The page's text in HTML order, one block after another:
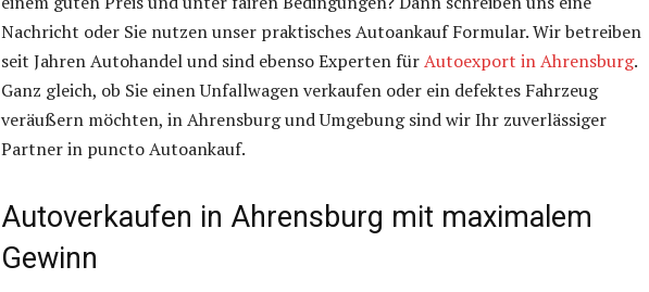
Nachricht oder Sie nutzen unser praktisches Autoankauf Formular. Wir betreiben
seit Jahren Autohandel und sind ebenso Experten fürAutoexport in Ahrensburg.
Ganz gleich, ob Sie einen Unfallwagen verkaufen oder ein defektes Fahrzeug
veräußern möchten, in Ahrensburg und Umgebung sind wir Ihr zuverlässiger
Partner in puncto Autoankauf.
Autoverkaufen in Ahrensburg mit maximalem
Gewinn